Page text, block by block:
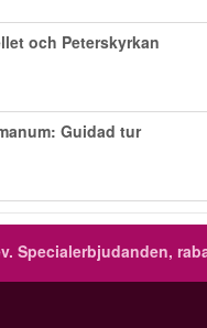
och Peterskyrkan
Guidad tur
Specialerbjudanden,